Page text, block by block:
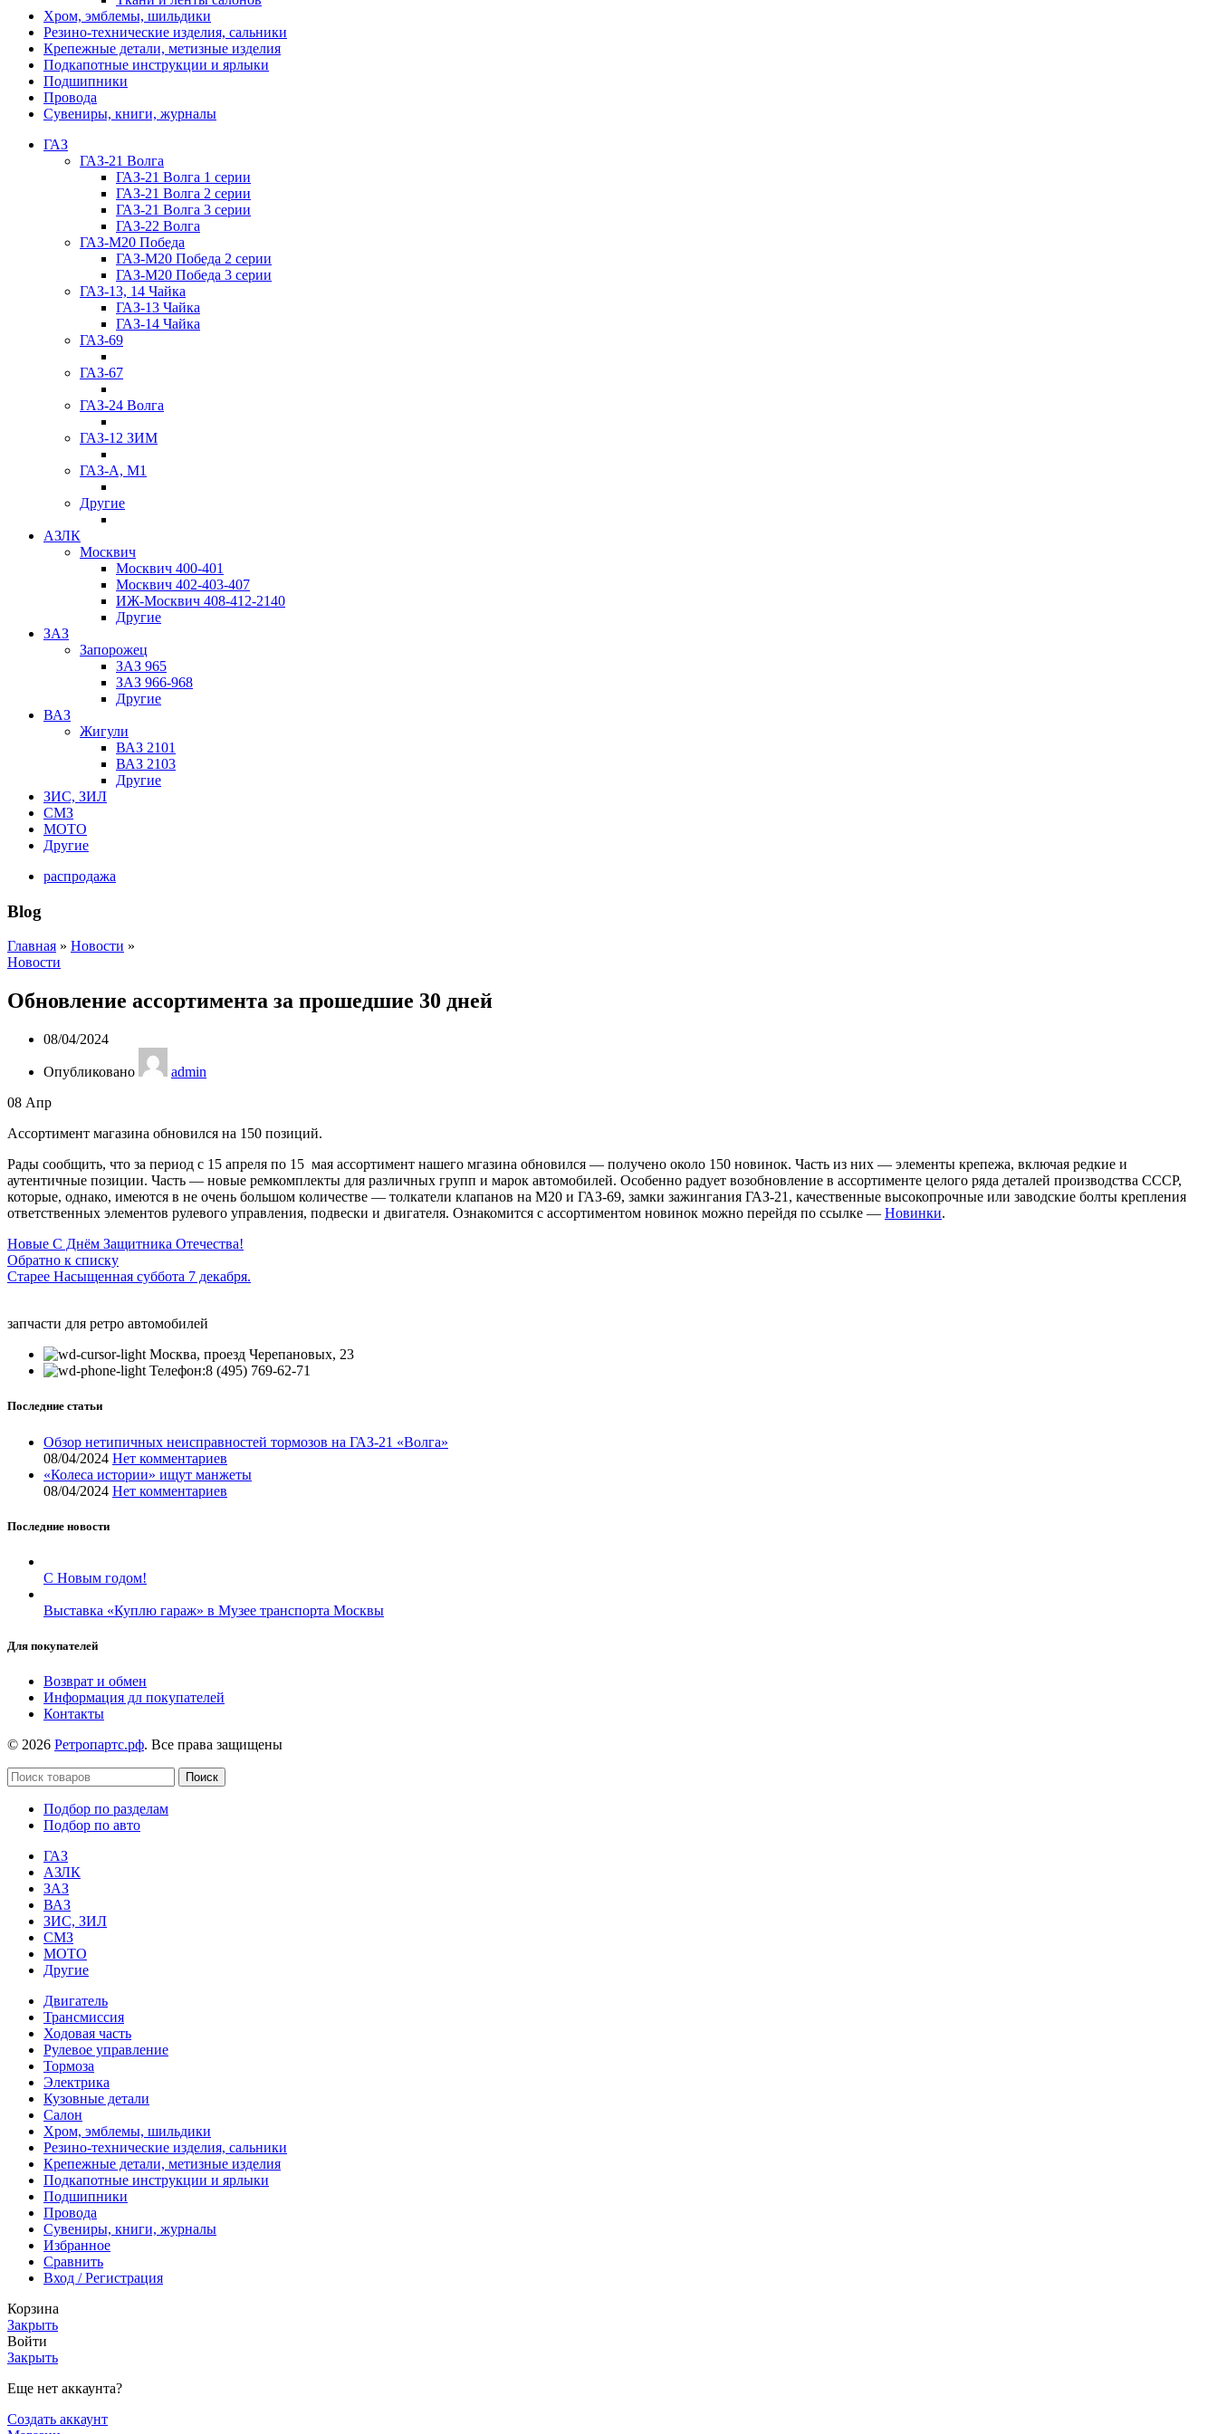
Хром, эмблемы, шильдики
Резино-технические изделия, сальники
Крепежные детали, метизные изделия
Подкапотные инструкции и ярлыки
Подшипники
Провода
Сувениры, книги, журналы
ГАЗ
ГАЗ-21 Волга
ГАЗ-21 Волга 1 серии
ГАЗ-21 Волга 2 серии
ГАЗ-21 Волга 3 серии
ГАЗ-22 Волга
ГАЗ-М20 Победа
ГАЗ-М20 Победа 2 серии
ГАЗ-М20 Победа 3 серии
ГАЗ-13, 14 Чайка
ГАЗ-13 Чайка
ГАЗ-14 Чайка
ГАЗ-69
ГАЗ-67
ГАЗ-24 Волга
ГАЗ-12 ЗИМ
ГАЗ-А, М1
Другие
АЗЛК
Москвич
Москвич 400-401
Москвич 402-403-407
ИЖ-Москвич 408-412-2140
Другие
ЗАЗ
Запорожец
ЗАЗ 965
ЗАЗ 966-968
Другие
ВАЗ
Жигули
ВАЗ 2101
ВАЗ 2103
Другие
ЗИС, ЗИЛ
СМЗ
МОТО
Другие
распродажа
Blog
Главная » Новости »
Новости
Обновление ассортимента за прошедшие 30 дней
08/04/2024
Опубликовано
admin
08 Апр
Ассортимент магазина обновился на 150 позиций.
Рады сообщить, что за период с 15 апреля по 15 мая ассортимент нашего мгазина обновился — получено около 150 новинок. Часть из них — элементы крепежа, включая редкие и
аутентичные позиции. Часть — новые ремкомплекты для различных групп и марок автомобилей. Особенно радует возобновление в ассортименте целого ряда деталей производства СССР,
которые, однако, имеются в не очень большом количестве — толкатели клапанов на М20 и ГАЗ-69, замки зажингания ГАЗ-21, качественные высокопрочные или заводские болты крепления
ответственных элементов рулевого управления, подвески и двигателя. Ознакомится с ассортиментом новинок можно перейдя по ссылке — Новинки.
Новые С Днём Защитника Отечества!
Обратно к списку
Старее Насыщенная суббота 7 декабря.
запчасти для ретро автомобилей
Москва, проезд Черепановых, 23
Телефон:8 (495) 769-62-71
Последние статьи
Обзор нетипичных неисправностей тормозов на ГАЗ-21 «Волга»
08/04/2024 Нет комментариев
«Колеса истории» ищут манжеты
08/04/2024 Нет комментариев
Последние новости
С Новым годом!
Выставка «Куплю гараж» в Музее транспорта Москвы
Для покупателей
Возврат и обмен
Информация дл покупателей
Контакты
© 2026 Ретропартс.рф. Все права защищены
Поиск
Подбор по разделам
Подбор по авто
ГАЗ
АЗЛК
ЗАЗ
ВАЗ
ЗИС, ЗИЛ
СМЗ
МОТО
Другие
Двигатель
Трансмиссия
Ходовая часть
Рулевое управление
Тормоза
Электрика
Кузовные детали
Салон
Хром, эмблемы, шильдики
Резино-технические изделия, сальники
Крепежные детали, метизные изделия
Подкапотные инструкции и ярлыки
Подшипники
Провода
Сувениры, книги, журналы
Избранное
Сравнить
Вход / Регистрация
Корзина
Закрыть
Войти
Закрыть
Еще нет аккаунта?
Создать аккаунт